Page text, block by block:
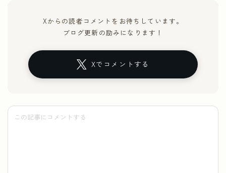
Xからの読者コメントをお待ちしています。
ブログ更新の励みになります！
Xでコメントする